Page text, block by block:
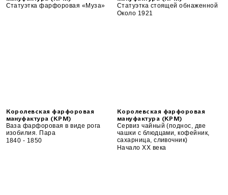
Статуэтка фарфоровая «Муза»
Статуэтка стоящей обнаженной
Около 1921
Королевская фарфоровая
мануфактура (KPM)
Ваза фарфоровая в виде рога
изобилия. Пара
1840 - 1850
Королевская фарфоровая
мануфактура (KPM)
Сервиз чайный (поднос, две
чашки с блюдцами, кофейник,
сахарница, сливочник)
Начало XX века